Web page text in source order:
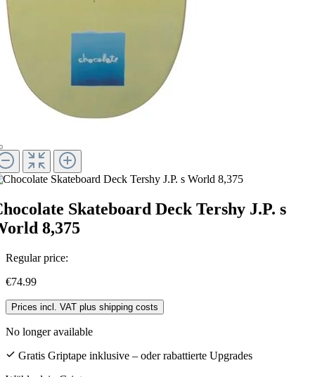
Skateboard Deck Tershy J.P. s
8,375
Regular price:
€74.99
Prices incl. VAT plus shipping costs
No longer available
Gratis Griptape inklusive – oder rabattierte Upgrades